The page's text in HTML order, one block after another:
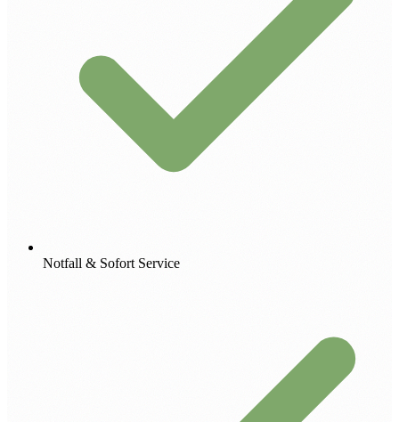
Notfall & Sofort Service